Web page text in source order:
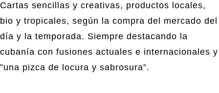
Cartas sencillas y creativas, productos locales,
bio y tropicales, según la compra del mercado del
día y la temporada. Siempre destacando la
cubanía con fusiones actuales e internacionales y
”una pizca de locura y sabrosura”.